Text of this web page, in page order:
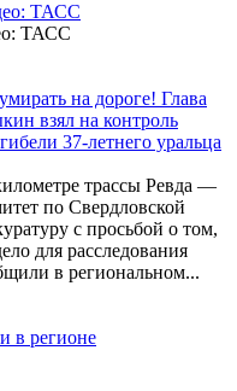
ТАСС
ТАСС
на дороге! Глава
взял на контроль
37-летнего уральца
трассы Ревда —
по Свердловской
с просьбой о том,
для расследования
в региональном...
в регионе